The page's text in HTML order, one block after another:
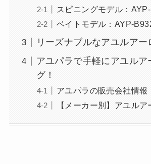
スピニングモデル：
ベイトモデル：AYP-
リーズナブルなアユルアー
アユパラで手軽にアユルア
グ！
アユパラの販売会社情報
【メーカー別】アユル